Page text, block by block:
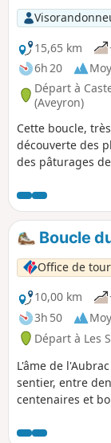
15,65 km
6h 20
Départ à
(Aveyron)
Cette boucle,
découverte des
des pâturages
remarquables.
Boucle
Office de
10,00 km
3h 50
Départ à Les
L'âme de
sentier, entre
centenaires et